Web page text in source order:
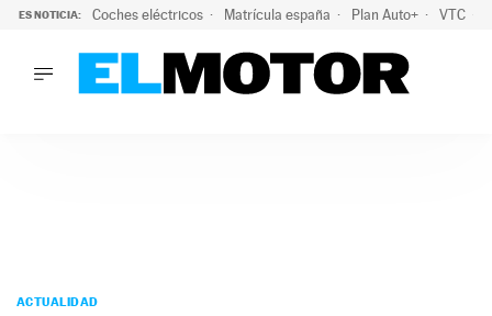
ES NOTICIA: Coches eléctricos Matrícula españa Plan Auto+ VTC
PODCAST
ACTUALIDAD